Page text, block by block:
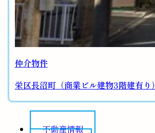
仲介物件
栄区長沼町（商業ビル建物3階建有り）
不動産情報